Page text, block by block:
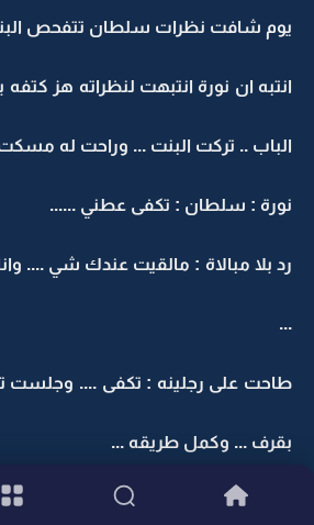
يوم شافت نظرات سلطان تتفحص
انتبه ان نورة انتبهت لنظراته هز كتفه
الباب .. تركت البنت ... وراحت له
نورة : سلطان : تكفى عطني ......
رد بلا مبالاة : مالقيت عندك شي ....
...
طاحت على رجلينه : تكفى .... وجلست
بقرف ... وكمل طريقه ...
رفعت نظرها للبنت اللي كانت تتفرج ..